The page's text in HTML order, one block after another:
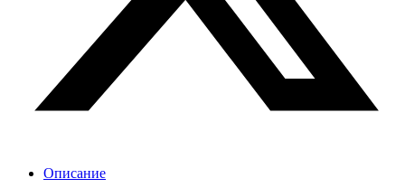
Описание